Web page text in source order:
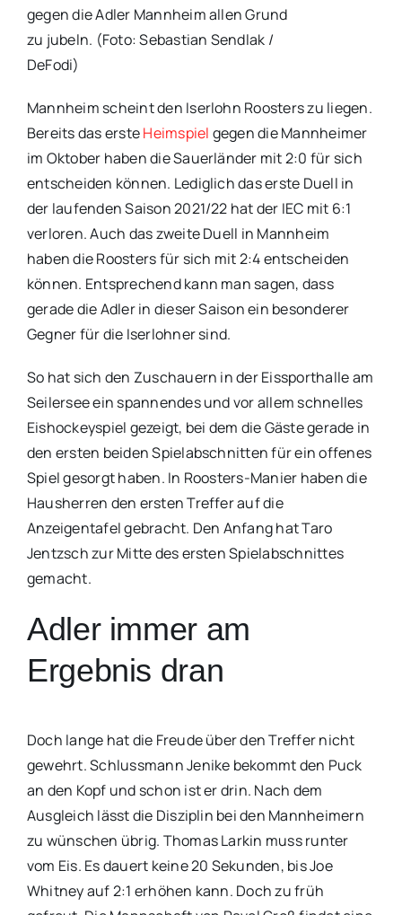
gegen die Adler Mannheim allen Grund
zu jubeln. (Foto: Sebastian Sendlak /
DeFodi)
Mannheim scheint den Iserlohn Roosters zu liegen.
Bereits das ersteHeimspiel gegen die Mannheimer
im Oktober haben die Sauerländer mit 2:0 für sich
entscheiden können. Lediglich das erste Duell in
der laufenden Saison 2021/22 hat der IEC mit 6:1
verloren. Auch das zweite Duell in Mannheim
haben die Roosters für sich mit 2:4 entscheiden
können. Entsprechend kann man sagen, dass
gerade die Adler in dieser Saison ein besonderer
Gegner für die Iserlohner sind.
So hat sich den Zuschauern in der Eissporthalle am
Seilersee ein spannendes und vor allem schnelles
Eishockeyspiel gezeigt, bei dem die Gäste gerade in
den ersten beiden Spielabschnitten für ein offenes
Spiel gesorgt haben. In Roosters-Manier haben die
Hausherren den ersten Treffer auf die
Anzeigentafel gebracht. Den Anfang hat Taro
Jentzsch zur Mitte des ersten Spielabschnittes
gemacht.
Adler immer am
Ergebnis dran
Doch lange hat die Freude über den Treffer nicht
gewehrt. Schlussmann Jenike bekommt den Puck
an den Kopf und schon ist er drin. Nach dem
Ausgleich lässt die Disziplin bei den Mannheimern
zu wünschen übrig. Thomas Larkin muss runter
vom Eis. Es dauert keine 20 Sekunden, bis Joe
Whitney auf 2:1 erhöhen kann. Doch zu früh